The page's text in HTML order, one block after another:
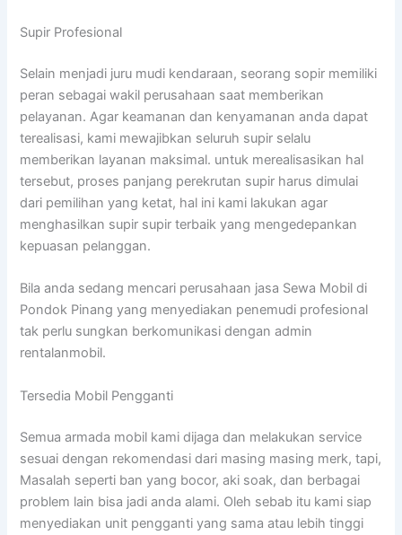
Supir Profesional
Selain menjadi juru mudi kendaraan, seorang sopir memiliki
peran sebagai wakil perusahaan saat memberikan
pelayanan. Agar keamanan dan kenyamanan anda dapat
terealisasi, kami mewajibkan seluruh supir selalu
memberikan layanan maksimal. untuk merealisasikan hal
tersebut, proses panjang perekrutan supir harus dimulai
dari pemilihan yang ketat, hal ini kami lakukan agar
menghasilkan supir supir terbaik yang mengedepankan
kepuasan pelanggan.
Bila anda sedang mencari perusahaan jasa Sewa Mobil di
Pondok Pinang yang menyediakan penemudi profesional
tak perlu sungkan berkomunikasi dengan admin
rentalanmobil.
Tersedia Mobil Pengganti
Semua armada mobil kami dijaga dan melakukan service
sesuai dengan rekomendasi dari masing masing merk, tapi,
Masalah seperti ban yang bocor, aki soak, dan berbagai
problem lain bisa jadi anda alami. Oleh sebab itu kami siap
menyediakan unit pengganti yang sama atau lebih tinggi